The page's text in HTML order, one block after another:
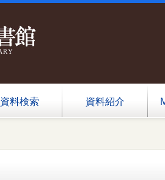
資料検索 資料紹介